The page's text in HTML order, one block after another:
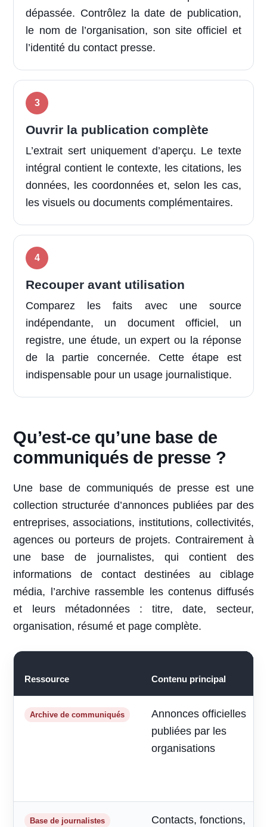
dépassée. Contrôlez la date de publication,
le nom de l’organisation, son site officiel et
l’identité du contact presse.
Ouvrir la publication complète
L’extrait sert uniquement d’aperçu. Le texte
intégral contient le contexte, les citations, les
données, les coordonnées et, selon les cas,
les visuels ou documents complémentaires.
Recouper avant utilisation
Comparez les faits avec une source
indépendante, un document officiel, un
registre, une étude, un expert ou la réponse
de la partie concernée. Cette étape est
indispensable pour un usage journalistique.
Qu’est-ce qu’une base de
communiqués de presse ?
Une base de communiqués de presse est une
collection structurée d’annonces publiées par des
entreprises, associations, institutions, collectivités,
agences ou porteurs de projets. Contrairement à
une base de journalistes, qui contient des
informations de contact destinées au ciblage
média, l’archive rassemble les contenus diffusés
et leurs métadonnées : titre, date, secteur,
organisation, résumé et page complète.
Ressource Contenu principal
Archive de communiqués
Annonces officielles
publiées par les
organisations
Base de journalistes
Contacts, fonctions,